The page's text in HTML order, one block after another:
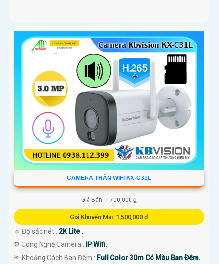
CAMERA THÂN WIFI KX-C31L
Giá Bán: 1,700,000 ₫
Giá Khuyến Mại: 1,500,000 ₫
🔅 Độ sắc nét : 2K Lite .
⚙ Công Nghệ Camera :
IP Wifi.
🔦 Khoảng Cách Ban Đêm : Full Color 30m Có Màu Ban Ðêm.